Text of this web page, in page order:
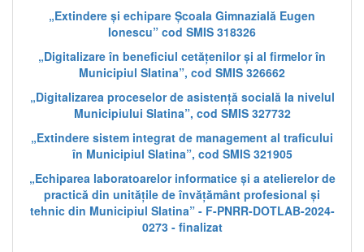
„Extindere și echipare Școala Gimnazială Eugen
Ionescu” cod SMIS 318326
„Digitalizare în beneficiul cetățenilor și al firmelor în
Municipiul Slatina”, cod SMIS 326662
„Digitalizarea proceselor de asistență socială la nivelul
Municipiului Slatina”, cod SMIS 327732
„Extindere sistem integrat de management al traficului
în Municipiul Slatina”, cod SMIS 321905
„Echiparea laboratoarelor informatice și a atelierelor de
practică din unitățile de învățământ profesional și
tehnic din Municipiul Slatina” - F-PNRR-DOTLAB-2024-
0273 - finalizat